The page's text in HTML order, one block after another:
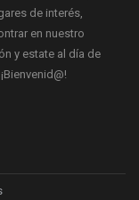
de interés,
en nuestro
y estate al día de